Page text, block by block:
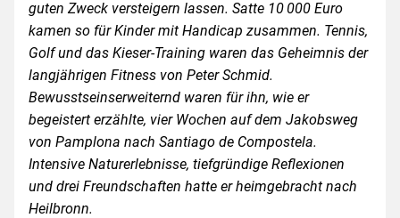
guten Zweck versteigern lassen. Satte 10 000 Euro
kamen so für Kinder mit Handicap zusammen. Tennis,
Golf und das Kieser-Training waren das Geheimnis der
langjährigen Fitness von Peter Schmid.
Bewusstseinserweiternd waren für ihn, wie er
begeistert erzählte, vier Wochen auf dem Jakobsweg
von Pamplona nach Santiago de Compostela.
Intensive Naturerlebnisse, tiefgründige Reflexionen
und drei Freundschaften hatte er heimgebracht nach
Heilbronn.